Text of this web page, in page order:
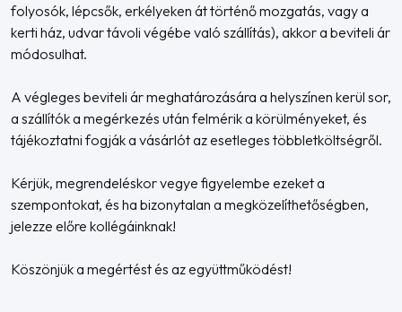
folyosók, lépcsők, erkélyeken át történő mozgatás, vagy a
kerti ház, udvar távoli végébe való szállítás), akkor a beviteli ár
módosulhat.
A végleges beviteli ár meghatározására a helyszínen kerül sor,
a szállítók a megérkezés után felmérik a körülményeket, és
tájékoztatni fogják a vásárlót az esetleges többletköltségről.
Kérjük, megrendeléskor vegye figyelembe ezeket a
szempontokat, és ha bizonytalan a megközelíthetőségben,
jelezze előre kollégáinknak!
Köszönjük a megértést és az együttműködést!